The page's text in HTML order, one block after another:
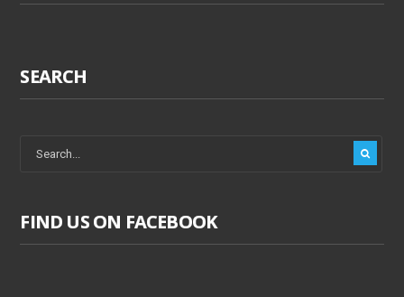
SEARCH
FIND US ON FACEBOOK